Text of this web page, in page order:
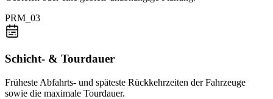
PRM_03
Schicht- & Tourdauer
Früheste Abfahrts- und späteste Rückkehrzeiten der Fahrzeuge
sowie die maximale Tourdauer.